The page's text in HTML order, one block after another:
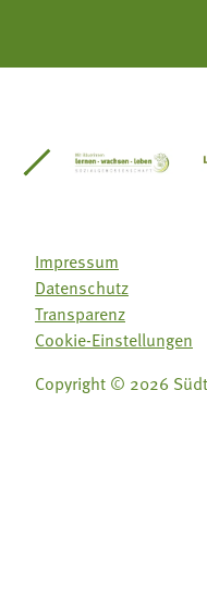
Südtirol
Gärtnervereinigung
Impressum
Datenschutz
Transparenz
Cookie-Einstellungen
Copyright © 2026